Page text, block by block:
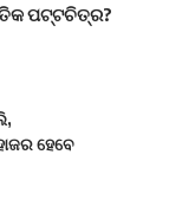
ପଟ୍ଟଚିତ୍ର?
ହେବେ